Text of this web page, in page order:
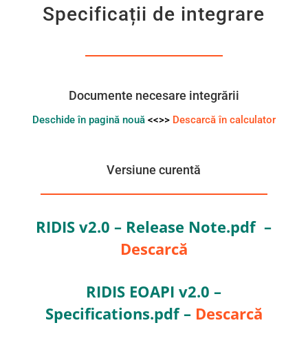
Specificații de integrare
Documente necesare integrării
Deschide în pagină nouă <<>> Descarcă în calculator
Versiune curentă
RIDIS v2.0 – Release Note.pdf –
Descarcă
RIDIS EOAPI v2.0 –
Specifications.pdf – Descarcă